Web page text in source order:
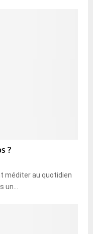
?
méditer au quotidien